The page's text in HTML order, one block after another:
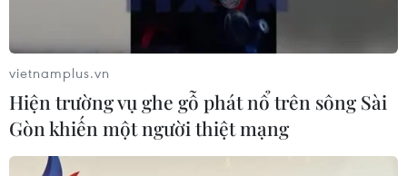
vietnamplus.vn
Hiện trường vụ ghe gỗ phát nổ trên sông Sài
Gòn khiến một người thiệt mạng